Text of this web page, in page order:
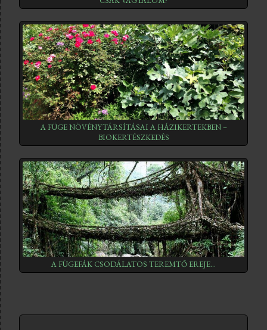
A FÜGE NÖVÉNYTÁRSÍTÁSAI A HÁZIKERTEKBEN –
BIOKERTÉSZKEDÉS
A FÜGEFÁK CSODÁLATOS TEREMTŐ EREJE...